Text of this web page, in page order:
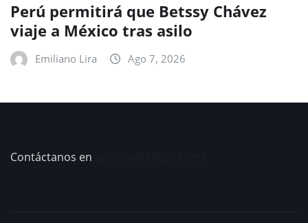
Perú permitirá que Betssy Chávez
viaje a México tras asilo
Emiliano Lira Ago 7, 2026
Contáctanos en